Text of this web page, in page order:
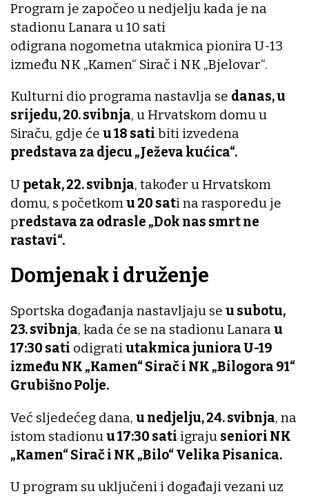
Program je započeo u nedjelju kada je na
stadionu Lanara u 10 sati
odigrana nogometna utakmica pionira U-13
između NK „Kamen“ Sirač i NK „Bjelovar“.
Kulturni dio programa nastavlja se danas, u
srijedu, 20. svibnja, u Hrvatskom domu u
Siraču, gdje će u 18 sati biti izvedena
predstava za djecu „Ježeva kućica“.
U petak, 22. svibnja, također u Hrvatskom
domu, s početkomu 20 sati na rasporedu je
predstava za odrasle „Dok nas smrt ne
rastavi“.
Domjenak i druženje
Sportska događanja nastavljaju se u subotu,
23. svibnja, kada će se na stadionu Lanara u
17:30 sati odigrati utakmica juniora U-19
između NK „Kamen“ Sirač i NK „Bilogora 91“
Grubišno Polje.
Već sljedećeg dana, u nedjelju, 24. svibnja, na
istom stadionu u 17:30 sati igraju seniori NK
„Kamen“ Sirač i NK „Bilo“ Velika Pisanica.
U program su uključeni i događaji vezani uz